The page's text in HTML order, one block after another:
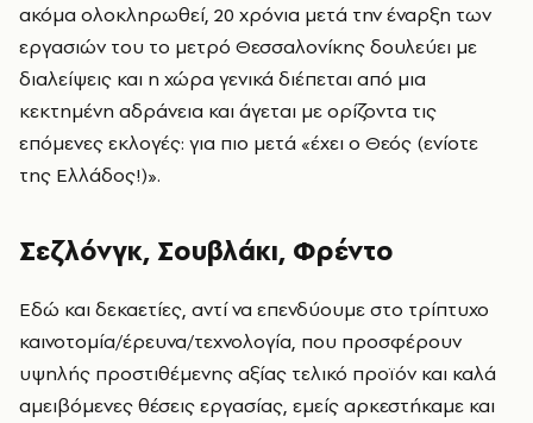
ακόμα ολοκληρωθεί, 20 χρόνια μετά την έναρξη των
εργασιών του το μετρό Θεσσαλονίκης δουλεύει με
διαλείψεις και η χώρα γενικά διέπεται από μια
κεκτημένη αδράνεια και άγεται με ορίζοντα τις
επόμενες εκλογές: για πιο μετά «έχει ο Θεός (ενίοτε
της Ελλάδος!)».
Σεζλόνγκ, Σουβλάκι, Φρέντο
Εδώ και δεκαετίες, αντί να επενδύουμε στο τρίπτυχο
καινοτομία/έρευνα/τεχνολογία, που προσφέρουν
υψηλής προστιθέμενης αξίας τελικό προϊόν και καλά
αμειβόμενες θέσεις εργασίας, εμείς αρκεστήκαμε και